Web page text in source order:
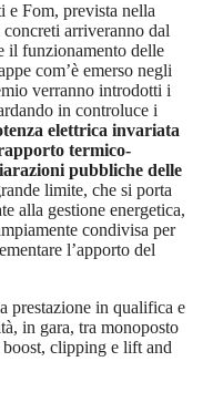
e Fom, prevista nella
arriveranno dal
il funzionamento delle
com’è emerso negli
verranno introdotti i
in controluce i
elettrica invariata
termico-
pubbliche delle
limite, che si porta
alla gestione energetica,
condivisa per
l’apporto del
prestazione in qualifica e
in gara, tra monoposto
clipping e lift and